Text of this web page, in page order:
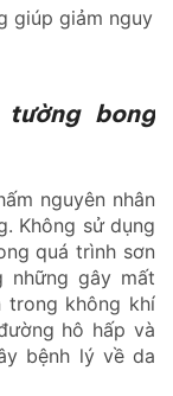
giúp giảm nguy
bong
nguyên nhân
Không sử dụng
quá trình sơn
những gây mất
trong không khí
hô hấp và
bệnh lý về da